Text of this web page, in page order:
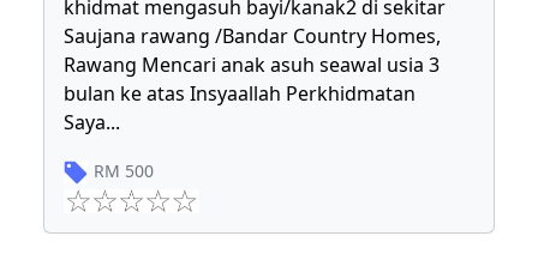
khidmat mengasuh bayi/kanak2 di sekitar
Saujana rawang /Bandar Country Homes,
Rawang Mencari anak asuh seawal usia 3
bulan ke atas Insyaallah Perkhidmatan
Saya...
RM 500